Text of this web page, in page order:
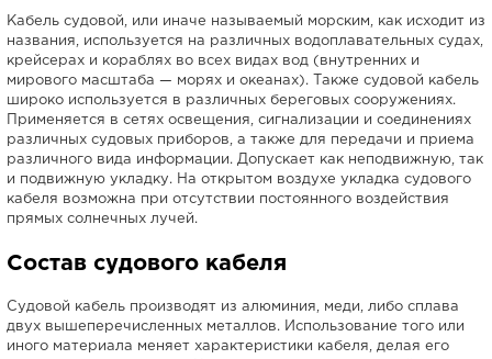
Кабель судовой, или иначе называемый морским, как исходит из
названия, используется на различных водоплавательных судах,
крейсерах и кораблях во всех видах вод (внутренних и
мирового масштаба — морях и океанах). Также судовой кабель
широко используется в различных береговых сооружениях.
Применяется в сетях освещения, сигнализации и соединениях
различных судовых приборов, а также для передачи и приема
различного вида информации. Допускает как неподвижную, так
и подвижную укладку. На открытом воздухе укладка судового
кабеля возможна при отсутствии постоянного воздействия
прямых солнечных лучей.
Состав судового кабеля
Судовой кабель производят из алюминия, меди, либо сплава
двух вышеперечисленных металлов. Использование того или
иного материала меняет характеристики кабеля, делая его